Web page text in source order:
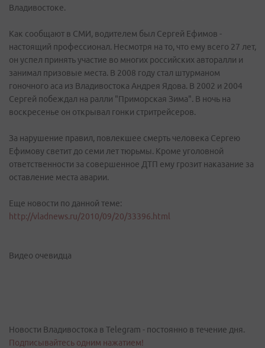
Владивостоке.
Как сообщают в СМИ, водителем был Сергей Ефимов -
настоящий профессионал. Несмотря на то, что ему всего 27 лет,
он успел принять участие во многих российских авторалли и
занимал призовые места. В 2008 году стал штурманом
гоночного аса из Владивостока Андрея Ядова. В 2002 и 2004
Сергей побеждал на ралли "Приморская Зима". В ночь на
воскресенье он открывал гонки стритрейсеров.
За нарушение правил, повлекшее смерть человека Сергею
Ефимову светит до семи лет тюрьмы. Кроме уголовной
ответственности за совершенное ДТП ему грозит наказание за
оставление места аварии.
Еще новости по данной теме:
http://vladnews.ru/2010/09/20/33396.html
Видео очевидца
Новости Владивостока в Telegram - постоянно в течение дня.
Подписывайтесь одним нажатием!